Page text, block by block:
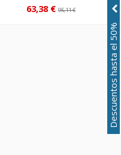
63,38 €95,11 €
Descuentos hasta el 50%